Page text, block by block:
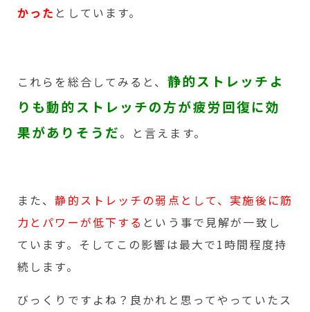
かった としています。
これらを総合してみると、 静的ストレッチよ
りも動的ストレッチの方が疲労回復に効
果がありそうだ。と言えます。
また、静的ストレッチの弱点として、実施後に筋
力とパワーが低下する という事で見解が一致し
ています。そしてこの影響は最大で1時間程度持
続します。
びっくりですよね？良かれと思ってやっていたス